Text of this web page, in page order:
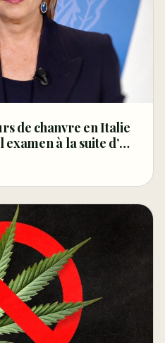
de chanvre en Italie
à la suite d’un
concernant les